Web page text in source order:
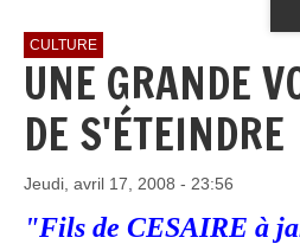
CULTURE
UNE GRANDE
DE S'ÉTEINDRE
Jeudi, avril 17, 2008 - 23:56
"Fils de CESAIRE à